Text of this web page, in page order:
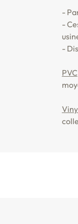
-
-
-
PVC